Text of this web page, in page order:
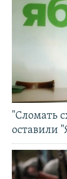
"Сломать
оставили